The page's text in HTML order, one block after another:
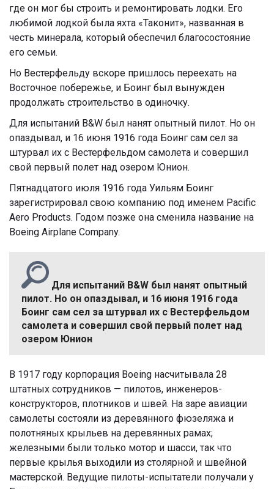
где он мог бы строить и ремонтировать лодки. Его
любимой лодкой была яхта «Таконит», названная в
честь минерала, который обеспечил благосостояние
его семьи.
Но Вестерфельду вскоре пришлось переехать на
Восточное побережье, и Боинг был вынужден
продолжать строительство в одиночку.
Для испытаний B&W был нанят опытный пилот. Но он
опаздывал, и 16 июня 1916 года Боинг сам сел за
штурвал их с Вестерфельдом самолета и совершил
свой первый полет над озером Юнион.
Пятнадцатого июля 1916 года Уильям Боинг
зарегистрировал свою компанию под именем Pacific
Aero Products. Годом позже она сменила название на
Boeing Airplane Company.
Для испытаний B&W был нанят опытный
пилот. Но он опаздывал, и 16 июня 1916 года
Боинг сам сел за штурвал их с Вестерфельдом
самолета и совершил свой первый полет над
озером Юнион
В 1917 году корпорация Boeing насчитывала 28
штатных сотрудников — пилотов, инженеров-
конструкторов, плотников и швей. На заре авиации
самолеты состояли из деревянного фюзеляжа и
полотняных крыльев на деревянных рамах;
железными были только мотор и шасси, так что
первые крылья выходили из столярной и швейной
мастерской. Ведущие пилоты-испытатели получали у